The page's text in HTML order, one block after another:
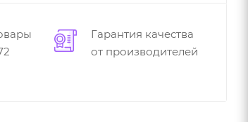
Гарантия качества
от производителей